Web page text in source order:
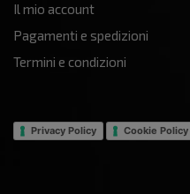
Il mio account
Pagamenti e spedizioni
Termini e condizioni
Privacy Policy Cookie Policy